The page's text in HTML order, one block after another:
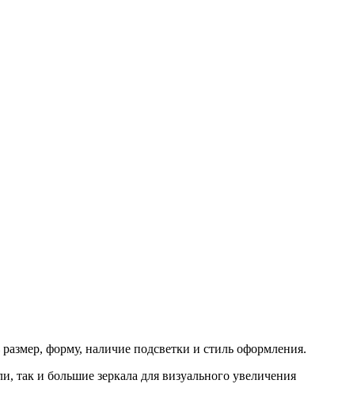
форму, наличие подсветки и стиль оформления.
так и большие зеркала для визуального увеличения